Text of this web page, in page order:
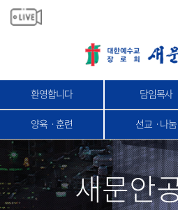
환영합니다 담임목사
양육ㆍ훈련 선교ㆍ나눔
새문안